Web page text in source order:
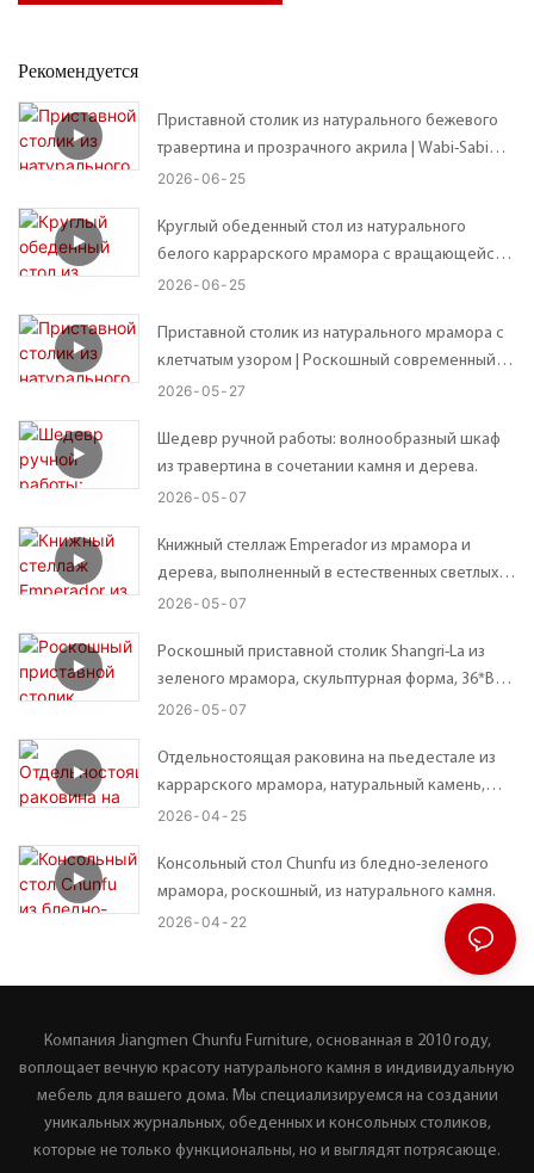
Рекомендуется
Приставной столик из натурального бежевого
травертина и прозрачного акрила | Wabi-Sabi
Custom Organic Неправильной формы
размеры
2026 06 25
Круглый обеденный стол из натурального
белого каррарского мрамора с вращающейся
подставкой Lazy Susan.
2026 06 25
Приставной столик из натурального мрамора с
клетчатым узором | Роскошный современный
приставной столик – 41*41*В56 см
2026 05 27
Шедевр ручной работы: волнообразный шкаф
из травертина в сочетании камня и дерева.
2026 05 07
Книжный стеллаж Emperador из мрамора и
дерева, выполненный в естественных светлых и
темных тонах, в современном стиле, с открытой
2026 05 07
Роскошный приставной столик Shangri-La из
зеленого мрамора, скульптурная форма, 36*В45
см.
2026 05 07
Отдельностоящая раковина на пьедестале из
каррарского мрамора, натуральный камень,
эффектный элемент декора для ванной
2026 04 25
Консольный стол Chunfu из бледно-зеленого
мрамора, роскошный, из натурального камня.
2026 04 22
Компания Jiangmen Chunfu Furniture, основанная в 2010 году,
воплощает вечную красоту натурального камня в индивидуальную
мебель для вашего дома. Мы специализируемся на создании
уникальных журнальных, обеденных и консольных столиков,
которые не только функциональны, но и выглядят потрясающе.